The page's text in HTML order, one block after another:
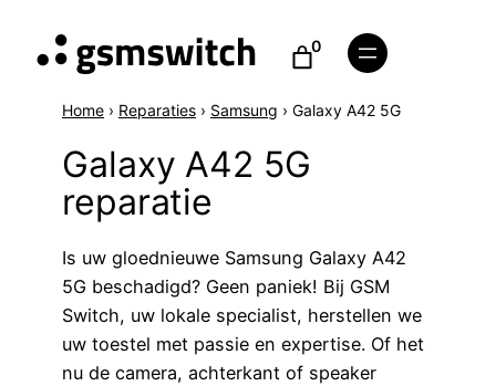
0
Home › Reparaties › Samsung › Galaxy A42 5G
Galaxy A42 5G
reparatie
Is uw gloednieuwe Samsung Galaxy A42
5G beschadigd? Geen paniek! Bij GSM
Switch, uw lokale specialist, herstellen we
uw toestel met passie en expertise. Of het
nu de camera, achterkant of speaker